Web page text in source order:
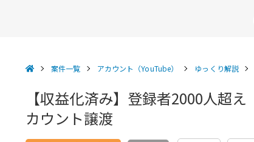
案件一覧 アカウント（YouTube） ゆっくり解説
【収益化済み】登録者2000人
カウント譲渡